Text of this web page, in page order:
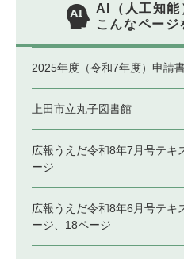
AI（人工知能
こんなペー
2025年度（令和7年度）申請
上田市立丸子図書館
広報うえだ令和8年7月号テキ
ージ
広報うえだ令和8年6月号テキ
ージ、18ページ